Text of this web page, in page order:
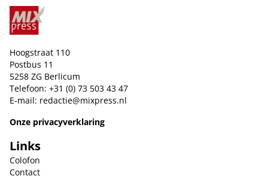
Hoogstraat 110
Postbus 11
5258 ZG Berlicum
Telefoon: +31 (0) 73 503 43 47
E-mail: redactie@mixpress.nl
Onze privacyverklaring
Links
Colofon
Contact